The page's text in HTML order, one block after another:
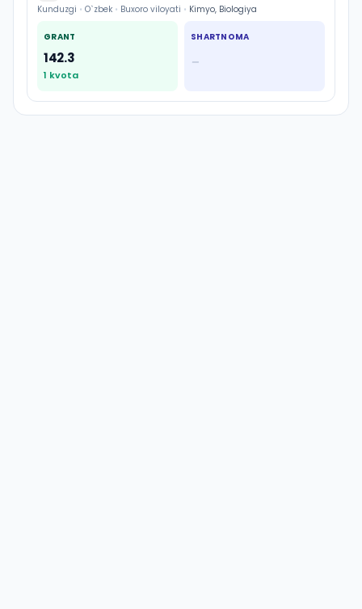
Kunduzgi • O`zbek • Buxoro viloyati • Kimyo, Biologiya
GRANT
142.3
1 kvota
SHARTNOMA
—